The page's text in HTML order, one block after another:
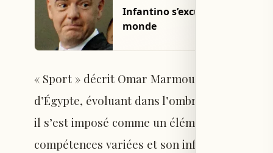
Infantino s’excuse pour les «
monde
« Sport » décrit Omar Marmouch comme
d’Égypte, évoluant dans l’ombre de la
il s’est imposé comme un élément clé de la
compétences variées et son influence sur le